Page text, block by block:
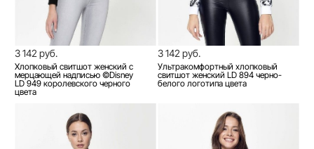
3 142 руб.
Хлопковый свитшот женский с
мерцающей надписью ©Disney
LD 949 королевского черного
цвета
3 142 руб.
Ультракомфортный хлопковый
свитшот женский LD 894 черно-
белого логотипа цвета